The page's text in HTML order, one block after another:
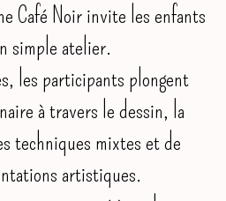
Café Noir invite les enfants
simple atelier.
les participants plongent
à travers le dessin, la
techniques mixtes et de
artistiques.